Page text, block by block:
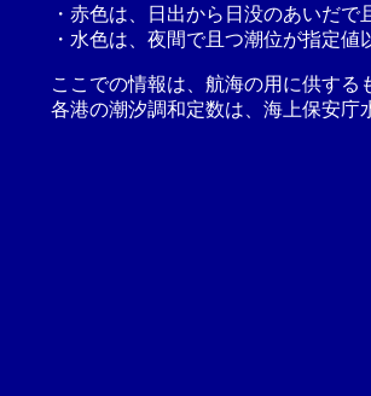
・赤色は、日出から日没のあいだ
・水色は、夜間で且つ潮位が指定値
ここでの情報は、航海の用に供す
各港の潮汐調和定数は、海上保安庁